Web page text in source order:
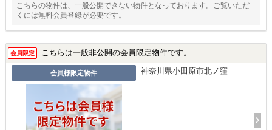
こちらの物件は、一般公開できない物件となっております。ご覧いただ
くには無料会員登録が必要です。
会員限定 こちらは一般非公開の会員限定物件です。
会員様限定物件 神奈川県小田原市北ノ窪